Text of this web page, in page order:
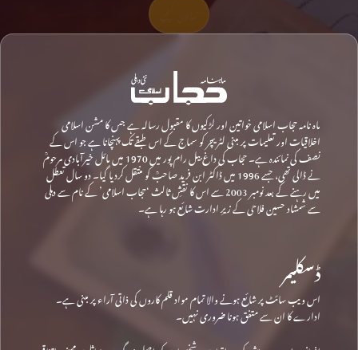
ماہ نامہ حجاب اسلامی خواتین اور لڑکیوں کا مقبول رسالہ ہے جس کا مشن اسلامی
اخلاقیات اور تعلیمات پر مبنی لٹریچر کو سماج کے اس طبقے تک پہنچانا ہے جو اس کے
نصف کی نمائندہ ہے۔ حجاب کی داغ بیل رام پور میں 1970 میں مائل خیرآبادی مرحومؒ
نے ڈالی تھی، جسے 1996 میں ڈاکٹر ابن فرید صاحبؒ کو منتقل کردیا گیا۔ دو سال تعطل
میں رہنے کے بعد نومبر 2003 سے اس کا نقشِ ثالث ‘حجاب اسلامی’ کے نام سے دہلی
سے شمشاد حسین فلاحی کے زیرِ ادارت شائع ہو رہا ہے۔
ڈسکلیمر
اس ویب سائٹ پر شائع ہونے والا تمام مواد قلم کاروں کی ذاتی آراء پر مبنی ہے۔
ادارے کا ان سے متفق ہونا ضروری نہیں۔